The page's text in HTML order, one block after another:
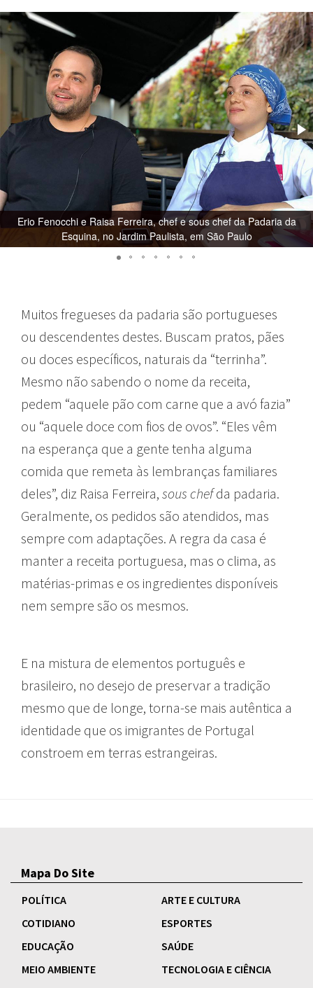
Erio Fenocchi e Raisa Ferreira, chef e sous chef da Padaria da
Esquina, no Jardim Paulista, em São Paulo
Muitos fregueses da padaria são portugueses
ou descendentes destes. Buscam pratos, pães
ou doces específicos, naturais da “terrinha”.
Mesmo não sabendo o nome da receita,
pedem “aquele pão com carne que a avó fazia”
ou “aquele doce com fios de ovos”. “Eles vêm
na esperança que a gente tenha alguma
comida que remeta às lembranças familiares
deles”, diz Raisa Ferreira, sous chefda padaria.
Geralmente, os pedidos são atendidos, mas
sempre com adaptações. A regra da casa é
manter a receita portuguesa, mas o clima, as
matérias-primas e os ingredientes disponíveis
nem sempre são os mesmos.
E na mistura de elementos português e
brasileiro, no desejo de preservar a tradição
mesmo que de longe, torna-se mais autêntica a
identidade que os imigrantes de Portugal
constroem em terras estrangeiras.
Mapa Do Site
POLÍTICA
ARTE E CULTURA
COTIDIANO
ESPORTES
EDUCAÇÃO
SAÚDE
MEIO AMBIENTE
TECNOLOGIA E CIÊNCIA